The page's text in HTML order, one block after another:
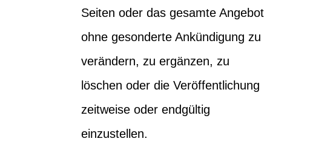
Seiten oder das gesamte Angebot
ohne gesonderte Ankündigung zu
verändern, zu ergänzen, zu
löschen oder die Veröffentlichung
zeitweise oder endgültig
einzustellen.